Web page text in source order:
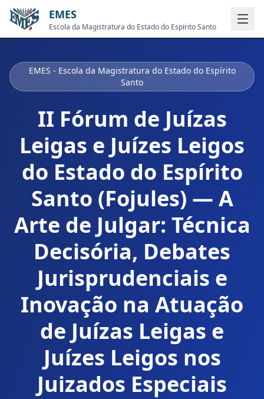
EMES
Escola da Magistratura do Estado do Espírito Santo
EMES - Escola da Magistratura do Estado do Espírito
Santo
II Fórum de Juízas
Leigas e Juízes Leigos
do Estado do Espírito
Santo (Fojules) — A
Arte de Julgar: Técnica
Decisória, Debates
Jurisprudenciais e
Inovação na Atuação
de Juízas Leigas e
Juízes Leigos nos
Juizados Especiais